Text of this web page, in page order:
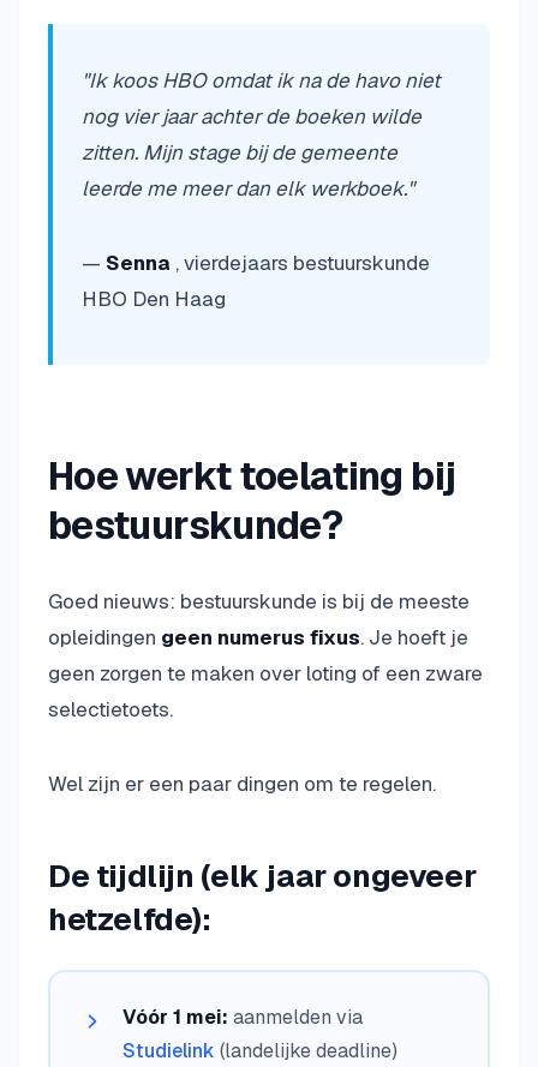
"Ik koos HBO omdat ik na de havo niet
nog vier jaar achter de boeken wilde
zitten. Mijn stage bij de gemeente
leerde me meer dan elk werkboek."
— Senna , vierdejaars bestuurskunde
HBO Den Haag
Hoe werkt toelating bij
bestuurskunde?
Goed nieuws: bestuurskunde is bij de meeste
opleidingen geen numerus fixus. Je hoeft je
geen zorgen te maken over loting of een zware
selectietoets.
Wel zijn er een paar dingen om te regelen.
De tijdlijn (elk jaar ongeveer
hetzelfde):
Vóór 1 mei: aanmelden via
Studielink (landelijke deadline)